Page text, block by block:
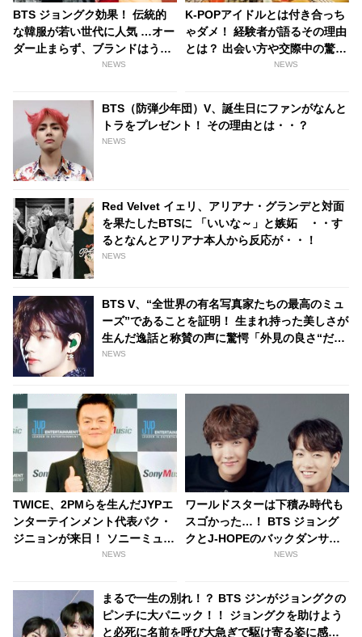
BTS ジョングク効果！ 伝統的
な韓服が若い世代に人気 …オー
ダー止まらず、ブランドはうれ
NEWS
K-POPアイドルとは付き合っち
ゃダメ！ 経験者が語るその理由
とは？ 出会い方や交際中の驚愕
のエピソードも大暴露
NEWS
BTS（防弾少年団）V、誕生日にファンがなんと
トラをプレゼント！ その理由とは・・？
NEWS
Red Velvet イェリ、アリアナ・グランデと対面
を果たしたBTSに 「いいな～」と嫉妬 ・・す
るとなんとアリアナ本人から反応が・・！
NEWS
BTS V、“全世界の有名写真家たちの最高のミュ
ーズ”であることを証明！ 生まれ持った美しさが
生んだ逸話と称賛の声に驚愕「外見の良さ“だ
け”ではミューズになれない」
NEWS
TWICE、2PMらを生んだJYPエ
ンターテインメント代表パク・
ジニョンが来日！ ソニーミュー
ジックと共同でガールズグルー
発表、日本、LA、ハワイでオー
ディション実施へ
NEWS
ワールドスターは下積み時代も
スゴかった…！ BTS ジョング
クとJ-HOPEのバックダンサー
時代の映像が話題に！ 当時から
見せつける姿に感動
NEWS
まるで一生の別れ！？ BTS ジンがジョングクの
ピンチに大パニック！！ ジョングクを助けよう
と必死に名前を呼び大急ぎで駆け寄る姿に感